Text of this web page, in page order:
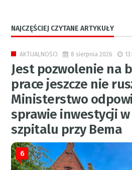
NAJCZĘŚCIEJ CZYTANE ARTYKUŁY
AKTUALNOŚCI 8 sierpnia 2026
Jest pozwolenie na
prace jeszcze nie
Ministerstwo
sprawie inwestycji
szpitalu przy Bema
6